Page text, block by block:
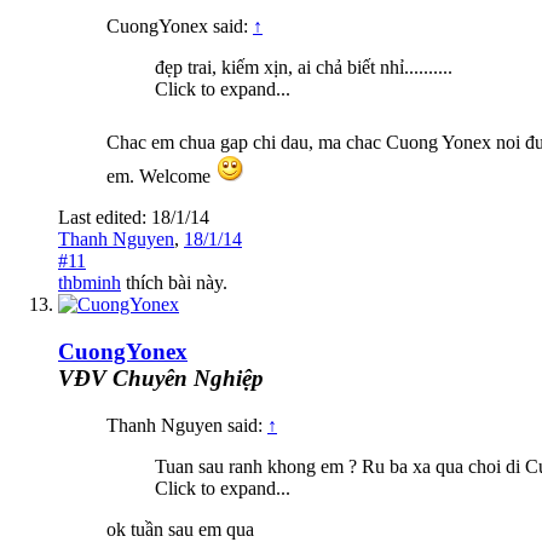
CuongYonex said: ↑
đẹp trai, kiếm xịn, ai chả biết nhỉ..........
Click to expand...
Chac em chua gap chi dau, ma chac Cuong Yonex noi
em. Welcome
Last edited: 18/1/14
Thanh Nguyen, 18/1/14
#11
thbminh thích bài này.
CuongYonex
VĐV Chuyên Nghiệp
Thanh Nguyen said: ↑
Tuan sau ranh khong em ? Ru ba xa qua choi di
Click to expand...
ok tuần sau em qua